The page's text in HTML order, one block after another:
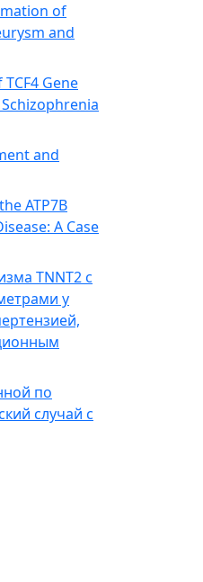
of
and
Gene
and
ATP7B
A Case
TNNT2 с
у
по
случай с